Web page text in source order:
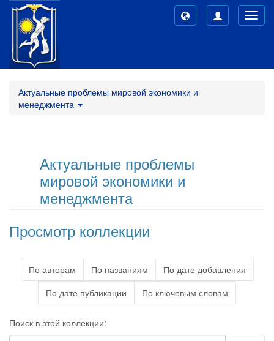
Актуальные проблемы мировой экономики и
менеджмента
Актуальные проблемы
мировой экономики и
менеджмента
Просмотр коллекции
По авторам По названиям
По дате добавления
По дате публикации
По ключевым словам
Поиск в этой коллекции: